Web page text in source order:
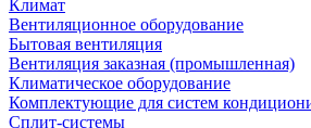
Климат
Вентиляционное оборудование
Бытовая вентиляция
Вентиляция заказная (промышленная)
Климатическое оборудование
Комплектующие для систем
Сплит-системы